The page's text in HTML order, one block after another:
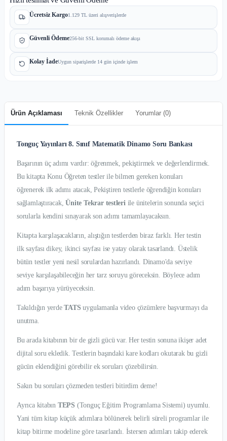
Ücretsiz Kargo1.129 TL üzeri alışverişlerde
Güvenli Ödeme256-bit SSL korumalı ödeme akışı
Kolay İadeUygun siparişlerde 14 gün içinde işlem
Ürün Açıklaması Teknik Özellikler Yorumlar (0)
Tonguç Yayınları 8. Sınıf Matematik Dinamo Soru Bankası
Başarının üç adımı vardır: öğrenmek, pekiştirmek ve değerlendirmek.
Bu kitapta Konu Öğreten testler ile bilmen gereken konuları
öğrenerek ilk adımı atacak, Pekiştiren testlerle öğrendiğin konuları
sağlamlaştıracak,Ünite Tekrar testleri ile ünitelerin sonunda seçici
sorularla kendini sınayarak son adımı tamamlayacaksın.
Kitapta karşılaşacakların, alıştığın testlerden biraz farklı. Her testin
ilk sayfası dikey, ikinci sayfası ise yatay olarak tasarlandı. Üstelik
bütün testler yeni nesil sorulardan hazırlandı. Dinamo'da seviye
seviye karşılaşabileceğin her tarz soruyu göreceksin. Böylece adım
adım başarıya yürüyeceksin.
Takıldığın yerdeTATS uygulamanla video çözümlere başvurmayı da
unutma.
Bu arada kitabının bir de gizli gücü var. Her testin sonuna ikişer adet
dijital soru ekledik. Testlerin başındaki kare kodları okutarak bu gizli
gücün eklendiğini görebilir ek soruları çözebilirsin.
Sakın bu soruları çözmeden testleri bitirdim deme!
Ayrıca kitabın TEPS (Tonguç Eğitim Programlama Sistemi) uyumlu.
Yani tüm kitap küçük adımlara bölünerek belirli süreli programlar ile
kitap bitirme modeline göre tasarlandı. İstersen adımları takip ederek